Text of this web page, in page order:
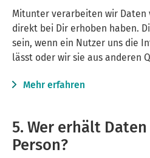
Mitunter verarbeiten wir Daten
direkt bei Dir erhoben haben.
sein, wenn ein Nutzer uns die
lässt oder wir sie aus anderen
Mehr erfahren
5. Wer erhält
Person?